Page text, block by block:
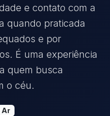
e contato com a
quando praticada
e por
É uma experiência
quem busca
o céu.
Ar